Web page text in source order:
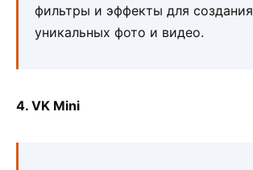
фильтры и эффекты для создания
уникальных фото и видео.
4. VK Mini